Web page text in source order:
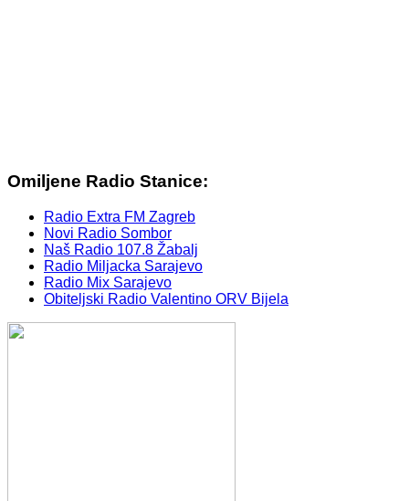
Omiljene Radio Stanice:
Radio Extra FM Zagreb
Novi Radio Sombor
Naš Radio 107.8 Žabalj
Radio Miljacka Sarajevo
Radio Mix Sarajevo
Obiteljski Radio Valentino ORV Bijela